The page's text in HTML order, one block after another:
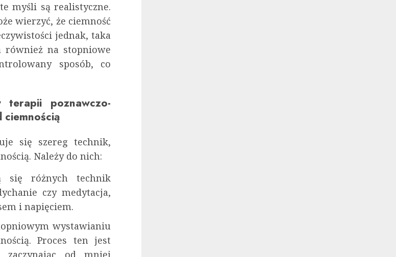
myśli są realistyczne.
wierzyć, że ciemność
jednak, taka
również na stopniowe
sposób, co
terapii poznawczo-
się szereg technik,
Należy do nich:
się różnych technik
czy medytacja,
i napięciem.
wystawianiu
Proces ten jest
zaczynając od mniej